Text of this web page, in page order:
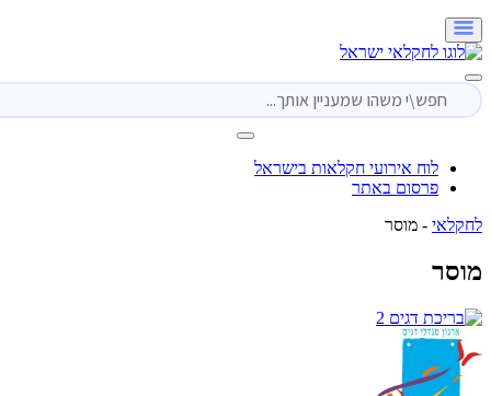
לוח אירועי חקלאות בישראל
פרסום באתר
-מוסר